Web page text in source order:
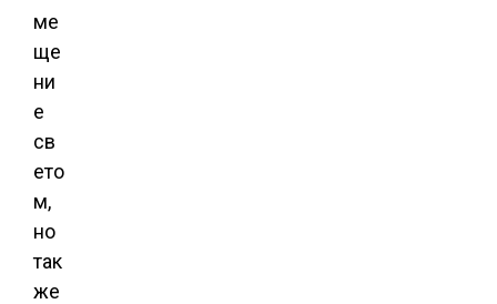
ме
ще
ни
е
св
ето
м,
но
так
же